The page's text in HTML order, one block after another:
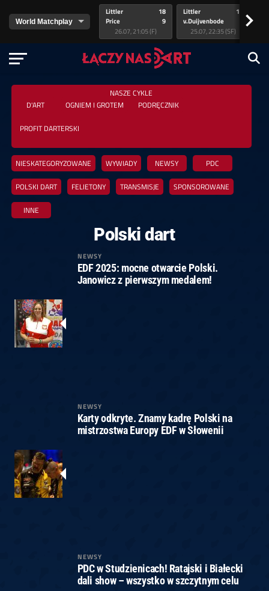
Littler
Price
18
9
26.07, 21:05 (F)
Littler
v.Duijvenbode
17
25.07, 22:35 (SF)
>
NASZE CYKLE
D'ART
OGNIEM I GROTEM PODRĘCZNIK
PROFIT DARTERSKI
NIESKATEGORYZOWANE WYWIADY NEWSY PDC
POLSKI DART FELIETONY TRANSMISJE SPONSOROWANE
INNE
Polski dart
NEWSY
EDF 2025: mocne otwarcie Polski.
Janowicz z pierwszym medalem!
NEWSY
Karty odkryte. Znamy kadrę Polski na
mistrzostwa Europy EDF w Słowenii
NEWSY
PDC w Studzienicach! Ratajski i Białecki
dali show – wszystko w szczytnym celu